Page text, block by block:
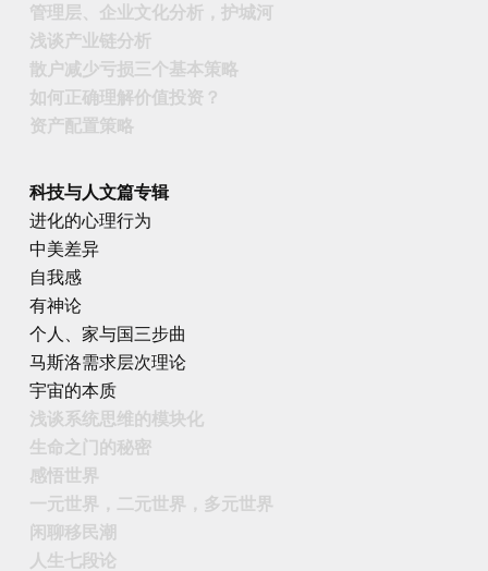
管理层、企业文化分析，护城河
浅谈产业链分析
散户减少亏损三个基本策略
如何正确理解价值投资？
资产配置策略
科技与人文篇专辑
进化的心理行为
中美差异
自我感
有神论
个人、家与国三步曲
马斯洛需求层次理论
宇宙的本质
浅谈系统思维的模块化
生命之门的秘密
感悟世界
一元世界，二元世界，多元世界
闲聊移民潮
人生七段论